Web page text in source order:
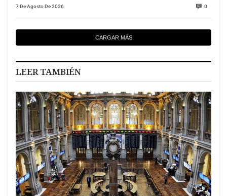
7 De Agosto De 2026 0
CARGAR MÁS
LEER TAMBIÉN